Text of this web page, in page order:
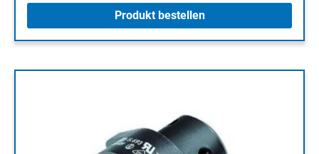
Produkt bestellen